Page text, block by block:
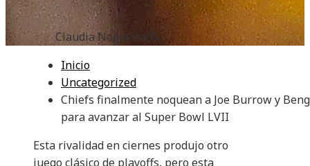
Claudia Nogueira95
Inicio
Uncategorized
Chiefs finalmente noquean a Joe Burrow y
para avanzar al Super Bowl LVII
Esta rivalidad en ciernes produjo otro
juego clásico de playoffs, pero esta